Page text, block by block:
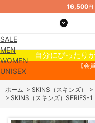
16,500円
SALE
MEN
WOMEN
UNISEX
自分にぴったり
【会
ホーム > SKINS（スキンズ） >
> SKINS（スキンズ）SERIES-